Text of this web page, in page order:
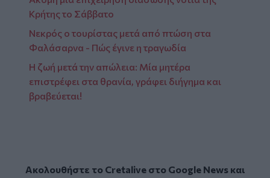
Κρήτης το Σάββατο
Νεκρός ο τουρίστας μετά από πτώση στα
Φαλάσαρνα - Πώς έγινε η τραγωδία
Η ζωή μετά την απώλεια: Μία μητέρα
επιστρέφει στα θρανία, γράφει διήγημα και
βραβεύεται!
Ακολουθήστε το Cretalive στο Google Newsκαι